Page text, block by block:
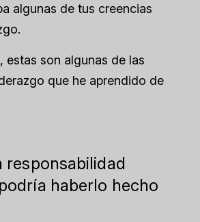
algunas de tus creencias
estas son algunas de las
que he aprendido de
responsabilidad
podría haberlo hecho